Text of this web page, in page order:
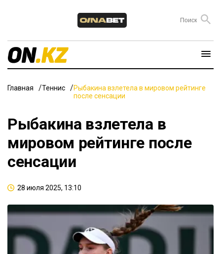
Главная Теннис
Рыбакина взлетела в мировом рейтинге
после сенсации
Рыбакина взлетела в
мировом рейтинге после
сенсации
28 июля 2025, 13:10